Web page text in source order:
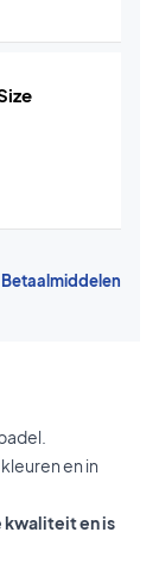
Betaalmiddelen
en in
kwaliteit en is